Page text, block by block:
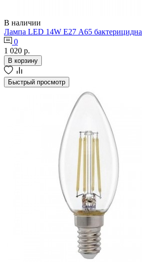
В наличии
Лампа LED 14W Е27 А65
0
1 020 р.
В корзину
Быстрый просмотр